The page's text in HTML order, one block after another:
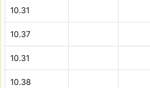
10.31
10.37
10.31
10.38